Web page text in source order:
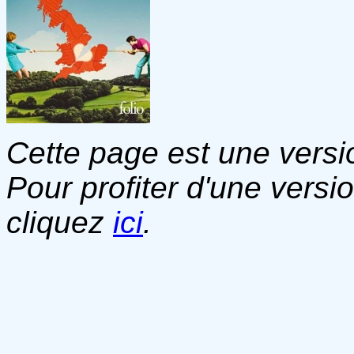
Cette page est une
Pour profiter d'une
cliquez ici.